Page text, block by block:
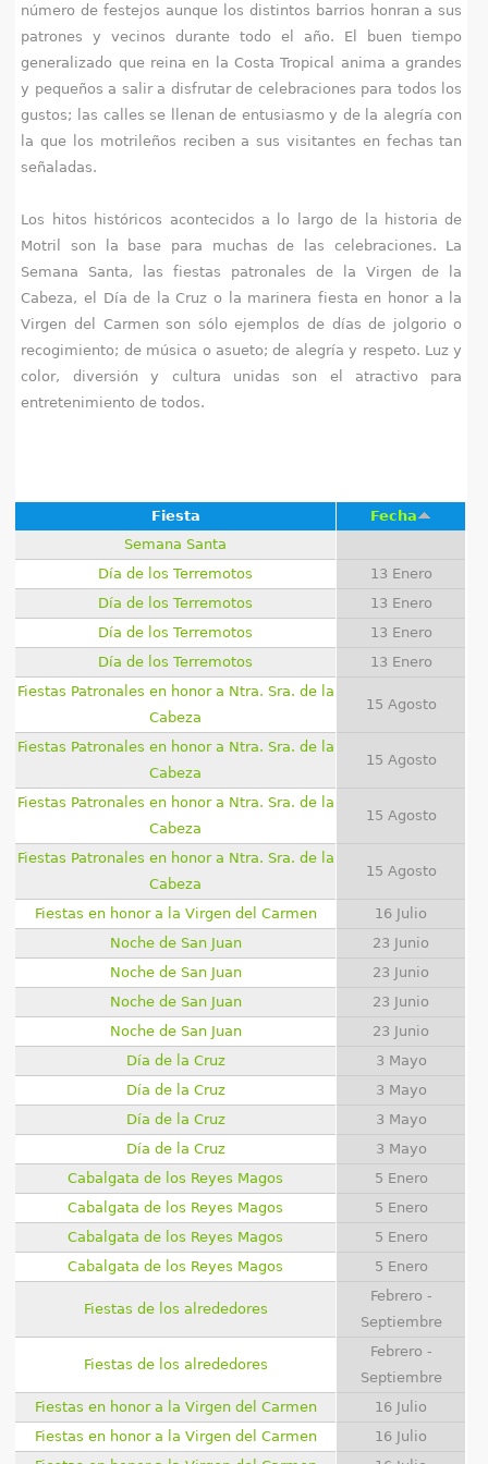
e
n
t
r
u
s
t
e
d
q
í
número de festejos aunque los distintos barrios honran a sus
patrones y vecinos durante todo el año. El buen tiempo
generalizado que reina en la Costa Tropical anima a grandes
y pequeños a salir a disfrutar de celebraciones para todos los
gustos; las calles se llenan de entusiasmo y de la alegría con
la que los motrileños reciben a sus visitantes en fechas tan
señaladas.
Los hitos históricos acontecidos a lo largo de la historia de
Motril son la base para muchas de las celebraciones. La
Semana Santa, las fiestas patronales de la Virgen de la
Cabeza, el Día de la Cruz o la marinera fiesta en honor a la
Virgen del Carmen son sólo ejemplos de días de jolgorio o
recogimiento; de música o asueto; de alegría y respeto. Luz y
color, diversión y cultura unidas son el atractivo para
entretenimiento de todos.
Fiesta
Fecha
Semana Santa
Día de los Terremotos
13 Enero
Día de los Terremotos
13 Enero
Día de los Terremotos
13 Enero
Día de los Terremotos
13 Enero
Fiestas Patronales en honor a Ntra. Sra. de la
Cabeza
15 Agosto
Fiestas Patronales en honor a Ntra. Sra. de la
Cabeza
15 Agosto
Fiestas Patronales en honor a Ntra. Sra. de la
Cabeza
15 Agosto
Fiestas Patronales en honor a Ntra. Sra. de la
Cabeza
15 Agosto
Fiestas en honor a la Virgen del Carmen
16 Julio
Noche de San Juan
23 Junio
Noche de San Juan
23 Junio
Noche de San Juan
23 Junio
Noche de San Juan
23 Junio
Día de la Cruz
3 Mayo
Día de la Cruz
3 Mayo
Día de la Cruz
3 Mayo
Día de la Cruz
3 Mayo
Cabalgata de los Reyes Magos
5 Enero
Cabalgata de los Reyes Magos
5 Enero
Cabalgata de los Reyes Magos
5 Enero
Cabalgata de los Reyes Magos
5 Enero
Fiestas de los alrededores
Febrero -
Septiembre
Fiestas de los alrededores
Febrero -
Septiembre
Fiestas en honor a la Virgen del Carmen
16 Julio
Fiestas en honor a la Virgen del Carmen
16 Julio